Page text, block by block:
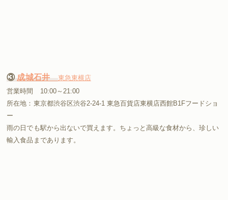
③ 成城石井 東急東横店
営業時間 10:00～21:00
所在地：東京都渋谷区渋谷2-24-1 東急百貨店東横店西館B1Fフードショ
ー
雨の日でも駅から出ないで買えます。ちょっと高級な食材から、珍しい
輸入食品まであります。